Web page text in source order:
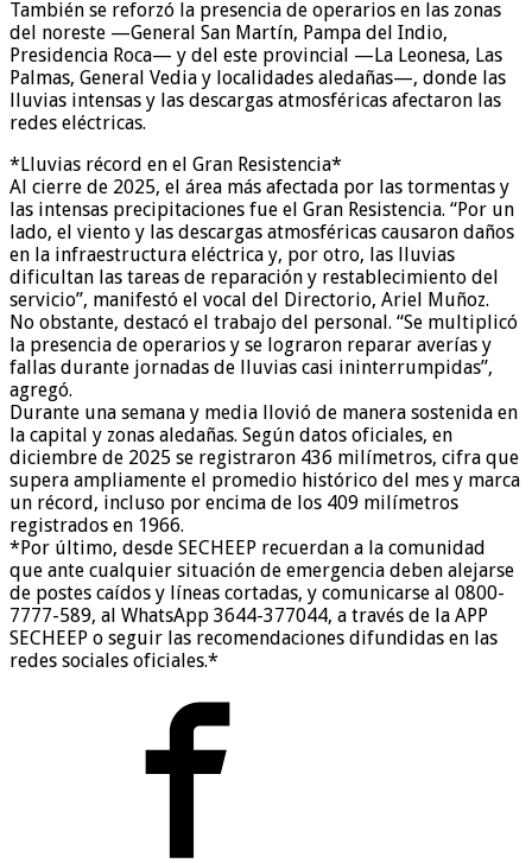
También se reforzó la presencia de operarios en las zonas
del noreste —General San Martín, Pampa del Indio,
Presidencia Roca— y del este provincial —La Leonesa, Las
Palmas, General Vedia y localidades aledañas—, donde las
lluvias intensas y las descargas atmosféricas afectaron las
redes eléctricas.
*Lluvias récord en el Gran Resistencia*
Al cierre de 2025, el área más afectada por las tormentas y
las intensas precipitaciones fue el Gran Resistencia. “Por un
lado, el viento y las descargas atmosféricas causaron daños
en la infraestructura eléctrica y, por otro, las lluvias
dificultan las tareas de reparación y restablecimiento del
servicio”, manifestó el vocal del Directorio, Ariel Muñoz.
No obstante, destacó el trabajo del personal. “Se multiplicó
la presencia de operarios y se lograron reparar averías y
fallas durante jornadas de lluvias casi ininterrumpidas”,
agregó.
Durante una semana y media llovió de manera sostenida en
la capital y zonas aledañas. Según datos oficiales, en
diciembre de 2025 se registraron 436 milímetros, cifra que
supera ampliamente el promedio histórico del mes y marca
un récord, incluso por encima de los 409 milímetros
registrados en 1966.
*Por último, desde SECHEEP recuerdan a la comunidad
que ante cualquier situación de emergencia deben alejarse
de postes caídos y líneas cortadas, y comunicarse al 0800-
7777-589, al WhatsApp 3644-377044, a través de la APP
SECHEEP o seguir las recomendaciones difundidas en las
redes sociales oficiales.*